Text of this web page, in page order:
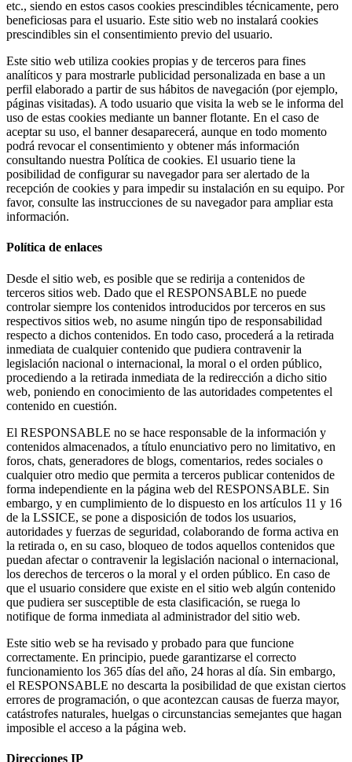
etc., siendo en estos casos cookies prescindibles técnicamente, pero
beneficiosas para el usuario. Este sitio web no instalará cookies
prescindibles sin el consentimiento previo del usuario.
Este sitio web utiliza cookies propias y de terceros para fines
analíticos y para mostrarle publicidad personalizada en base a un
perfil elaborado a partir de sus hábitos de navegación (por ejemplo,
páginas visitadas). A todo usuario que visita la web se le informa del
uso de estas cookies mediante un banner flotante. En el caso de
aceptar su uso, el banner desaparecerá, aunque en todo momento
podrá revocar el consentimiento y obtener más información
consultando nuestra Política de cookies. El usuario tiene la
posibilidad de configurar su navegador para ser alertado de la
recepción de cookies y para impedir su instalación en su equipo. Por
favor, consulte las instrucciones de su navegador para ampliar esta
información.
Política de enlaces
Desde el sitio web, es posible que se redirija a contenidos de
terceros sitios web. Dado que el RESPONSABLE no puede
controlar siempre los contenidos introducidos por terceros en sus
respectivos sitios web, no asume ningún tipo de responsabilidad
respecto a dichos contenidos. En todo caso, procederá a la retirada
inmediata de cualquier contenido que pudiera contravenir la
legislación nacional o internacional, la moral o el orden público,
procediendo a la retirada inmediata de la redirección a dicho sitio
web, poniendo en conocimiento de las autoridades competentes el
contenido en cuestión.
El RESPONSABLE no se hace responsable de la información y
contenidos almacenados, a título enunciativo pero no limitativo, en
foros, chats, generadores de blogs, comentarios, redes sociales o
cualquier otro medio que permita a terceros publicar contenidos de
forma independiente en la página web del RESPONSABLE. Sin
embargo, y en cumplimiento de lo dispuesto en los artículos 11 y 16
de la LSSICE, se pone a disposición de todos los usuarios,
autoridades y fuerzas de seguridad, colaborando de forma activa en
la retirada o, en su caso, bloqueo de todos aquellos contenidos que
puedan afectar o contravenir la legislación nacional o internacional,
los derechos de terceros o la moral y el orden público. En caso de
que el usuario considere que existe en el sitio web algún contenido
que pudiera ser susceptible de esta clasificación, se ruega lo
notifique de forma inmediata al administrador del sitio web.
Este sitio web se ha revisado y probado para que funcione
correctamente. En principio, puede garantizarse el correcto
funcionamiento los 365 días del año, 24 horas al día. Sin embargo,
el RESPONSABLE no descarta la posibilidad de que existan ciertos
errores de programación, o que acontezcan causas de fuerza mayor,
catástrofes naturales, huelgas o circunstancias semejantes que hagan
imposible el acceso a la página web.
Direcciones IP